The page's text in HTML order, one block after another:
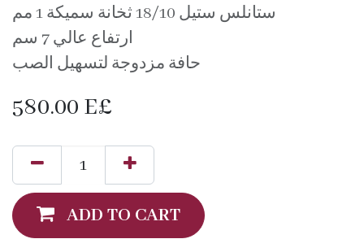
ستانلس ستيل 18/10 ثخانة سميكة 1 مم
ارتفاع عالي 7 سم
حافة مزدوجة لتسهيل الصب
580.00 E£
ADD TO CART